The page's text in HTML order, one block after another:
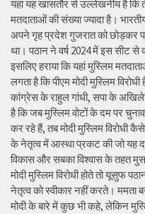
यहां यह खासतौर से उल्लेखनीय है कि
मतदाताओं की संख्या ज्यादा है।
अपने गृह प्रदेश गुजरात को छोड़कर
था। पठान ने वर्ष 2024 में इस सीट
इसलिए हराया कि यहां मुस्लिम
लगता है कि पीएम मोदी मुस्लिम
कांग्रेस के राहुल गांधी, सपा के
है कि जब मुस्लिम वोटों के दम पर
कर रहे हैं, तब मोदी मुस्लिम विरोधी
के नेतृत्व में आस्था प्रकट की जो यह
विकास और सबका विश्वास के तहत
मोदी मुस्लिम विरोधी होते तो यूसुफ
नेतृत्व को स्वीकार नहीं करते। ममता
मोदी के बारे में कुछ भी कहे, लेकिन